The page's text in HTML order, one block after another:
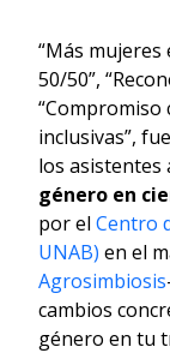
“Más mujeres
50/50”,
“Compromiso
inclusivas”,
los asistentes
género en
por el Centro
UNAB) en el
Agrosimbiosis
cambios
género en tu